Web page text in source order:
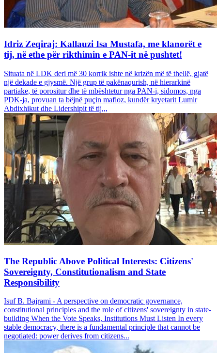
Idriz Zeqiraj: Kallauzi Isa Mustafa, me klanorët e
tij, në ethe për rikthimin e PAN-it në pushtet!
Situata në LDK deri më 30 korrik ishte në krizën më të thellë, gjatë
një dekade e gjysmë. Një grup të pakënaqurish, në hierarkinë
partiake, të porositur dhe të mbështetur nga PAN-i, sidomos, nga
PDK-ja, provuan ta bëjnë puçin mafioz, kundër kryetarit Lumir
Abdixhikut dhe Lidershipit të tij.,,
The Republic Above Political Interests: Citizens'
Sovereignty, Constitutionalism and State
Responsibility
Isuf B. Bajrami - A perspective on democratic governance,
constitutional principles and the role of citizens' sovereignty in state-
building When the Vote Speaks, Institutions Must Listen In every
stable democracy, there is a fundamental principle that cannot be
negotiated: power derives from citizens...